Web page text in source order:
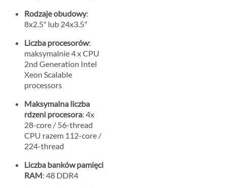
Rodzaje obudowy:
8x2.5" lub 24x3.5"
Liczba procesorów:
maksymalnie 4 x CPU
2nd Generation Intel
Xeon Scalable
processors
Maksymalna liczba
rdzeni procesora: 4x
28-core / 56-thread
CPU razem 112-core /
224-thread
Liczba banków pamięci
RAM: 48 DDR4